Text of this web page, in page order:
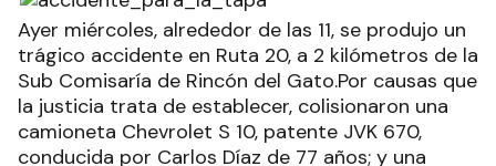
Ayer miércoles, alrededor de las 11, se produjo un
trágico accidente en Ruta 20, a 2 kilómetros de la
Sub Comisaría de Rincón del Gato.Por causas que
la justicia trata de establecer, colisionaron una
camioneta Chevrolet S 10, patente JVK 670,
conducida por Carlos Díaz de 77 años; y una